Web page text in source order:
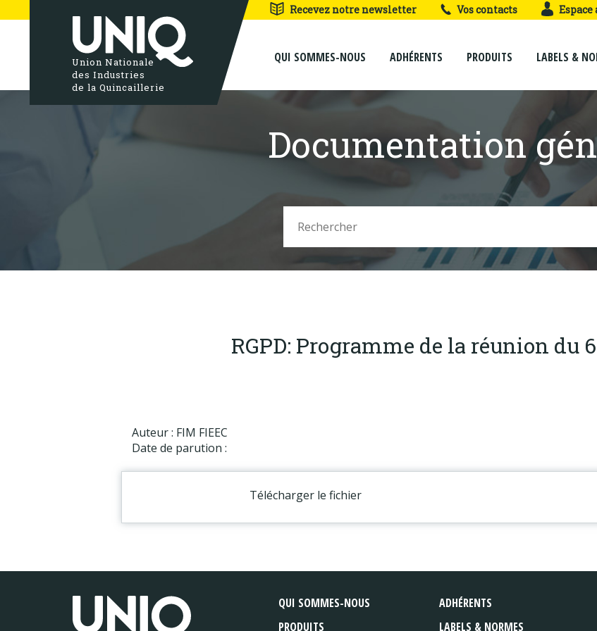
Union Nationale
des Industries
de la Quincaillerie
Recevez notre newsletter Vos contacts
QUI SOMMES-NOUS ADHÉRENTS PRODUITS LABELS &
Documentation
RGPD: Programme de la réunion du
Auteur : FIM FIEEC
Date de parution :
Télécharger le fichier
QUI SOMMES-NOUS
ADHÉRENTS
PRODUITS
LABELS & NORMES